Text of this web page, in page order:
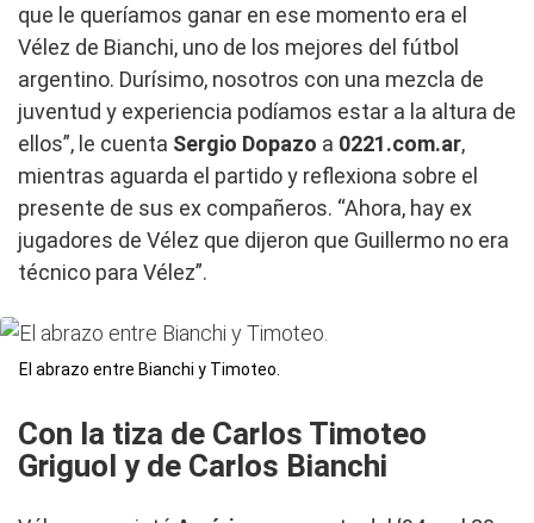
que le queríamos ganar en ese momento era el
Vélez de Bianchi, uno de los mejores del fútbol
argentino. Durísimo, nosotros con una mezcla de
juventud y experiencia podíamos estar a la altura de
ellos”, le cuenta Sergio Dopazo a 0221.com.ar,
mientras aguarda el partido y reflexiona sobre el
presente de sus ex compañeros. “Ahora, hay ex
jugadores de Vélez que dijeron que Guillermo no era
técnico para Vélez”.
El abrazo entre Bianchi y Timoteo.
Con la tiza de Carlos Timoteo
Griguol y de Carlos Bianchi